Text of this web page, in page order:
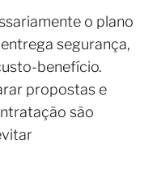
o plano
segurança,
benefício.
propostas e
são